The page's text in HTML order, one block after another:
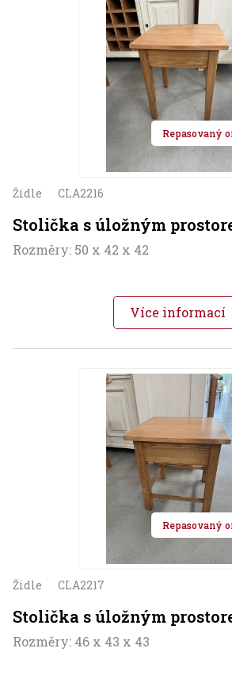
Repasovaný
Židle CLA2216
Stolička s úložným
Rozměry: 50 x 42 x 42
Více informací
Repasovaný
Židle CLA2217
Stolička s úložným
Rozměry: 46 x 43 x 43